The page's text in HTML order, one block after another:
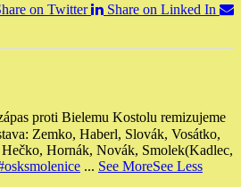
on Twitter
Share on Linked In
proti Bielemu Kostolu remizujeme
Zemko, Haberl, Slovák, Vosátko,
Hornák, Novák, Smolek(Kadlec,
... See MoreSee Less